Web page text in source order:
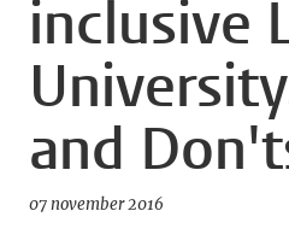
inclusive
and
07 november 2016